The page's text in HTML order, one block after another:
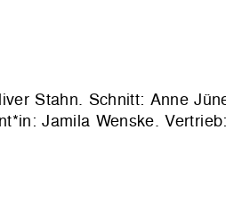
Stahn. Schnitt: Anne
Jamila Wenske. Vertrieb: